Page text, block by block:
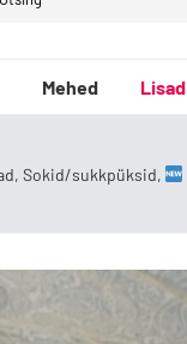
Mehed Lisad
Beppi
Sokid/sukkpüksid